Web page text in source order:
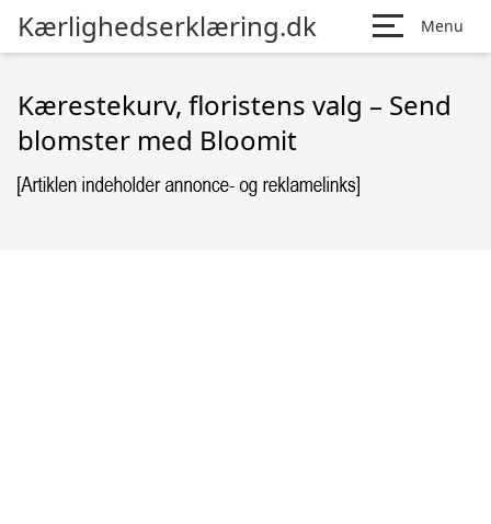
Kærlighedserklæring.dk Menu
Kærestekurv, floristens valg – Send
blomster med Bloomit